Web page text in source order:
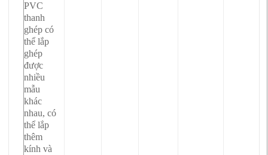
PVC
thanh
ghép có
thể lắp
ghép
được
nhiều
mẫu
khác
nhau, có
thể lắp
thêm
kính và